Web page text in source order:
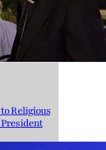
Religious